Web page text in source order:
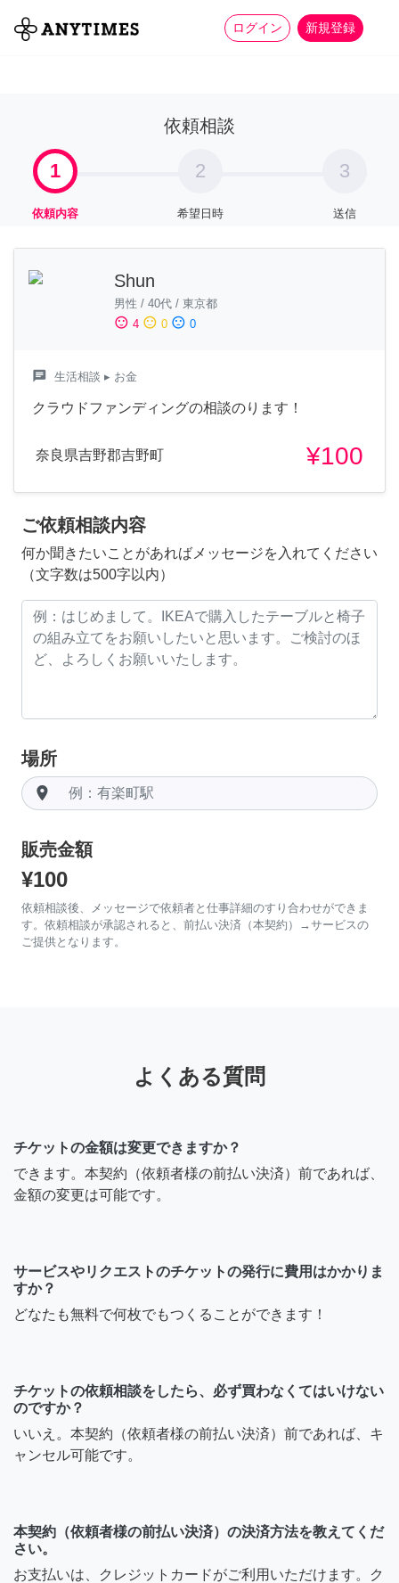
ログイン 新規登録
全て 家事 more_horiz
依頼相談
1
依頼内容
2
希望日時
3
送信
Shun
男性 / 40代 / 東京都
sentiment_satisfied 4 sentiment_neutral 0 sentiment_dissatisfied 0
chat 生活相談 ▸ お金
クラウドファンディングの相談のります！
奈良県吉野郡吉野町 ¥100
ご依頼相談内容
何か聞きたいことがあればメッセージを入れてください
（文字数は500字以内）
場所
room
販売金額
¥100
依頼相談後、メッセージで依頼者と仕事詳細のすり合わせができま
す。依頼相談が承認されると、前払い決済（本契約）→サービスの
ご提供となります。
よくある質問
チケットの金額は変更できますか？
できます。本契約（依頼者様の前払い決済）前であれば、
金額の変更は可能です。
サービスやリクエストのチケットの発行に費用はかかりま
すか？
どなたも無料で何枚でもつくることができます！
チケットの依頼相談をしたら、必ず買わなくてはいけない
のですか？
いいえ。本契約（依頼者様の前払い決済）前であれば、キ
ャンセル可能です。
本契約（依頼者様の前払い決済）の決済方法を教えてくだ
さい。
お支払いは、クレジットカードがご利用いただけます。ク